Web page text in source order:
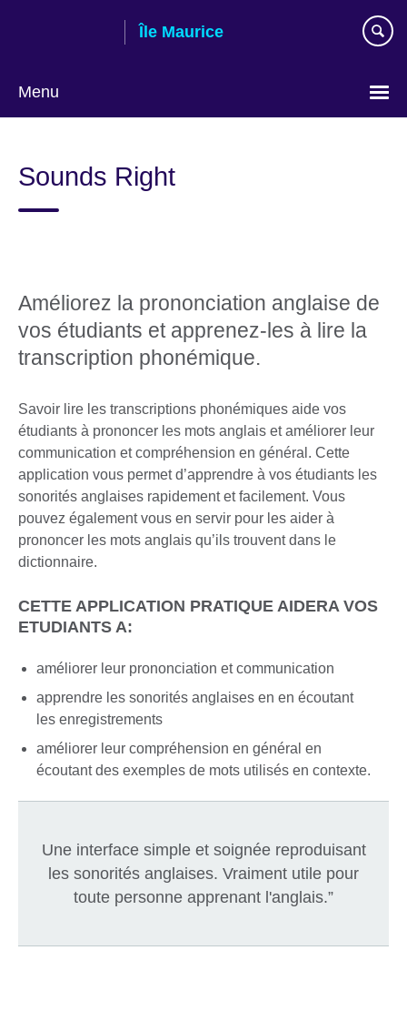
Île Maurice
Menu
language
Sounds Right
Améliorez la prononciation anglaise de
vos étudiants et apprenez-les à lire la
transcription phonémique.
Savoir lire les transcriptions phonémiques aide vos
étudiants à prononcer les mots anglais et améliorer leur
communication et compréhension en général. Cette
application vous permet d’apprendre à vos étudiants les
sonorités anglaises rapidement et facilement. Vous
pouvez également vous en servir pour les aider à
prononcer les mots anglais qu’ils trouvent dans le
dictionnaire.
CETTE APPLICATION PRATIQUE AIDERA VOS
ETUDIANTS A:
améliorer leur prononciation et communication
apprendre les sonorités anglaises en en écoutant
les enregistrements
améliorer leur compréhension en général en
écoutant des exemples de mots utilisés en contexte.
Une interface simple et soignée reproduisant
les sonorités anglaises. Vraiment utile pour
toute personne apprenant l'anglais.”